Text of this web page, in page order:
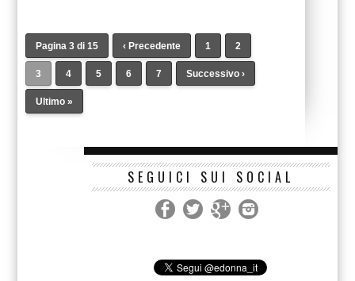
Pagina 3 di 15 ‹ Precedente 1 2
3 4 5 6 7 Successivo ›
Ultimo »
SEGUICI SUI SOCIAL